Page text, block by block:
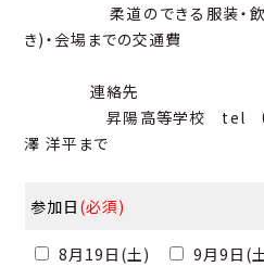
柔道のできる服装・飲料
き)・会場までの交通費
連絡先
昇陽高等学校 tel 06-
澤 洋平まで
参加日 (必須)
8月19日(土) 9月9日(